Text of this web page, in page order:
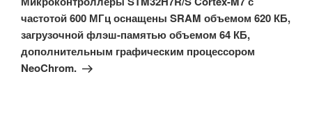
частотой 600 МГц оснащены SRAM объемом 620 КБ,
загрузочной флэш-памятью объемом 64 КБ,
дополнительным графическим процессором
NeoChrom.